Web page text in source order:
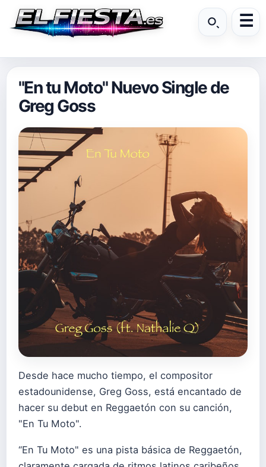
"En tu Moto" Nuevo Single de
Greg Goss
Desde hace mucho tiempo, el compositor
estadounidense, Greg Goss, está encantado de
hacer su debut en Reggaetón con su canción,
"En Tu Moto".
“En Tu Moto" es una pista básica de Reggaetón,